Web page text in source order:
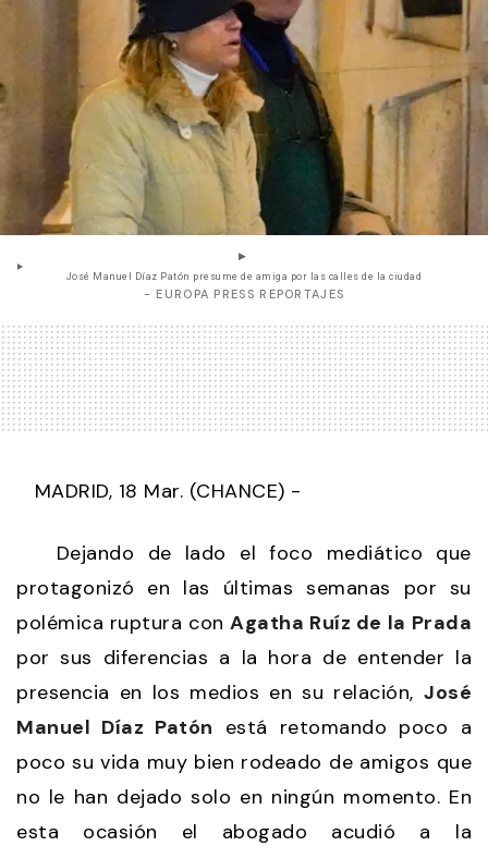
José Manuel Díaz Patón presume de amiga por las calles de la ciudad
- EUROPA PRESS REPORTAJES
MADRID, 18 Mar. (CHANCE) -
Dejando de lado el foco mediático que
protagonizó en las últimas semanas por su
polémica ruptura conAgatha Ruíz de la Prada
por sus diferencias a la hora de entender la
presencia en los medios en su relación, José
Manuel Díaz Patón está retomando poco a
poco su vida muy bien rodeado de amigos que
no le han dejado solo en ningún momento. En
esta ocasión el abogado acudió a la